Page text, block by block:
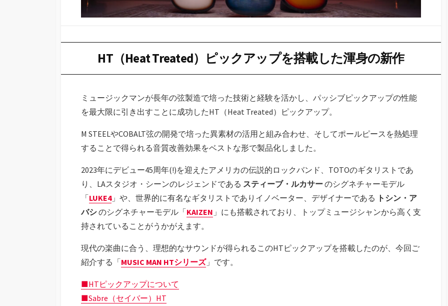
HT（Heat Treated）ピックアップを搭載した渾身の新作
ミュージックマンが長年の弦製造で培った技術と経験を活かし、パッシブピックアップの性能
を最大限に引き出すことに成功したHT（Heat Treated）ピックアップ。
M STEELやCOBALT弦の開発で培った異素材の活用と組み合わせ、そしてポールピースを熱処理
することで得られる音質改善効果をベストな形で製品化しました。
2023年にデビュー45周年(!)を迎えたアメリカの伝説的ロックバンド、TOTOのギタリストであ
り、LAスタジオ・シーンのレジェンドである スティーブ・ルカサーのシグネチャーモデル
「LUKE4」や、世界的に有名なギタリストでありイノベーター、デザイナーである トシン・ア
バシのシグネチャーモデル「KAIZEN 」にも搭載されており、トップミュージシャンから高く支
持されていることがうかがえます。
現代の楽曲に合う、理想的なサウンドが得られるこのHTピックアップを搭載したのが、今回ご
紹介する「MUSIC MAN HTシリーズ」です。
■HTピックアップについて
■Sabre（セイバー）HT